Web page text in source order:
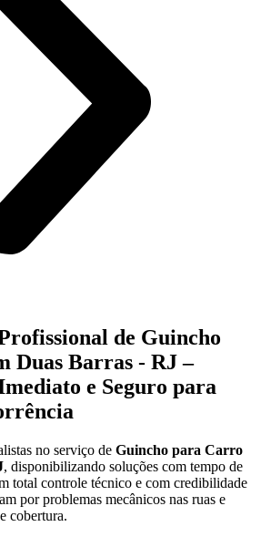
de Guincho
Duas Barras - RJ –
e Seguro para
no serviço de Guincho para Carro
, disponibilizando soluções com tempo de
total controle técnico e com credibilidade
por problemas mecânicos nas ruas e
cobertura.